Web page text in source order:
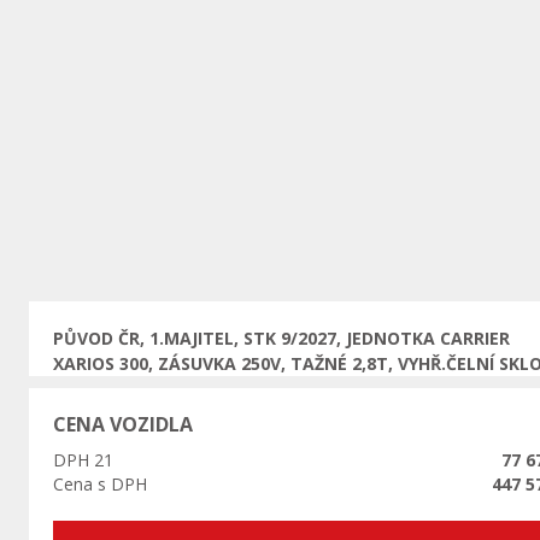
PŮVOD ČR, 1.MAJITEL, STK 9/2027, JEDNOTKA CARRIER
XARIOS 300, ZÁSUVKA 250V, TAŽNÉ 2,8T, VYHŘ.ČELNÍ
CENA VOZIDLA
DPH 21
77
Cena s DPH
447